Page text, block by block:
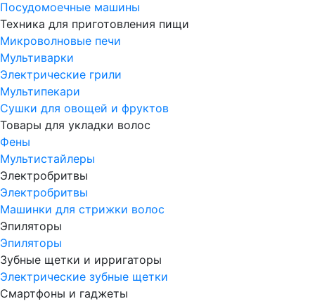
Посудомоечные машины
Техника для приготовления пищи
Микроволновые печи
Мультиварки
Электрические грили
Мультипекари
Сушки для овощей и фруктов
Товары для укладки волос
Фены
Мультистайлеры
Электробритвы
Электробритвы
Машинки для стрижки волос
Эпиляторы
Эпиляторы
Зубные щетки и ирригаторы
Электрические зубные щетки
Смартфоны и гаджеты